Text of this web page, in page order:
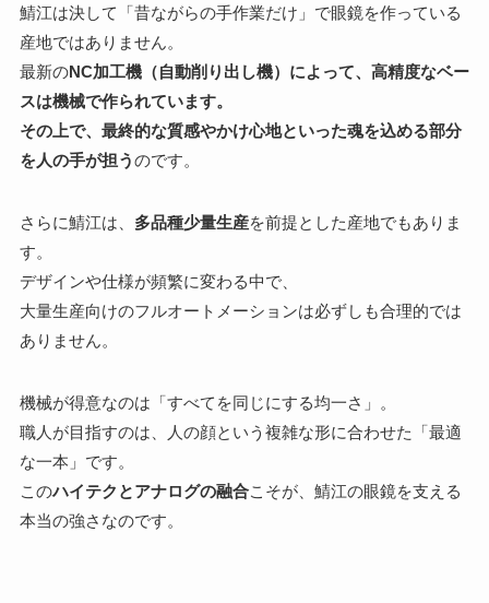
鯖江は決して「昔ながらの手作業だけ」で眼鏡を作っている
産地ではありません。
最新のNC加工機（自動削り出し機）によって、高精度なベー
スは機械で作られています。
その上で、最終的な質感やかけ心地といった魂を込める部分
を人の手が担うのです。
さらに鯖江は、 多品種少量生産を前提とした産地でもありま
す。
デザインや仕様が頻繁に変わる中で、
大量生産向けのフルオートメーションは必ずしも合理的では
ありません。
機械が得意なのは「すべてを同じにする均一さ」。
職人が目指すのは、人の顔という複雑な形に合わせた「最適
な一本」です。
このハイテクとアナログの融合こそが、鯖江の眼鏡を支える
本当の強さなのです。